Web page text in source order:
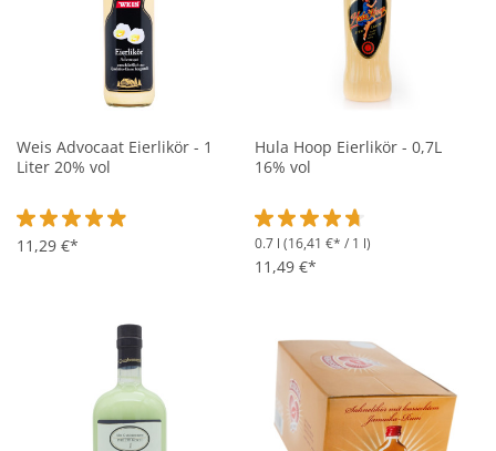
Weis Advocaat Eierlikör - 1
Liter 20% vol
Durchschnittliche Bewertung von 4.9 von 5 Sternen
11,29 €*
Hula Hoop Eierlikör - 0,7L
16% vol
Durchschnittliche Bewertung
0.7 l (16,41 €* / 1 l)
11,49 €*